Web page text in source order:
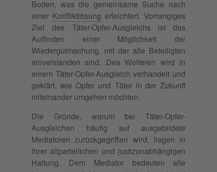
Boden, was die gemeinsame Suche nach
einer Konfliktlösung erleichtert. Vorrangiges
Ziel des Täter-Opfer-Ausgleichs ist das
Auffinden einer Möglichkeit der
Wiedergutmachung, mit der alle Beteiligten
einverstanden sind. Des Weiteren wird in
einem Täter-Opfer-Ausgleich verhandelt und
geklärt, wie Opfer und Täter in der Zukunft
miteinander umgehen möchten.
Die Gründe, warum bei Täter-Opfer-
Ausgleichen häufig auf ausgebildete
Mediatoren zurückgegriffen wird, liegen in
ihrer allparteilichen und justizunabhängigen
Haltung. Dem Mediator bedeuten alle